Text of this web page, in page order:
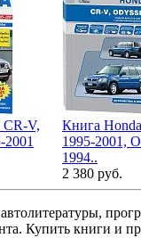
CR-V,
2001
Книга
1995-2001,
1994..
2 380 руб.
Купить книги